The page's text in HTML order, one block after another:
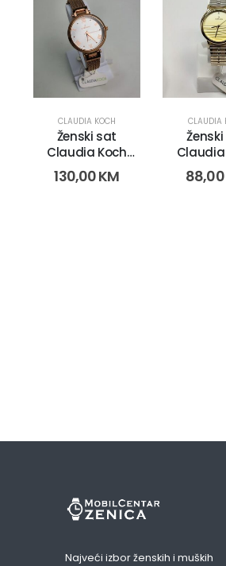
CLAUDIA KOCH
Ženski sat
Claudia Koch
CK2901 (2798
gold)
130,00KM
CLAUDIA
Claudia
CK4523
88,00
Najveći izbor ženskih i muških